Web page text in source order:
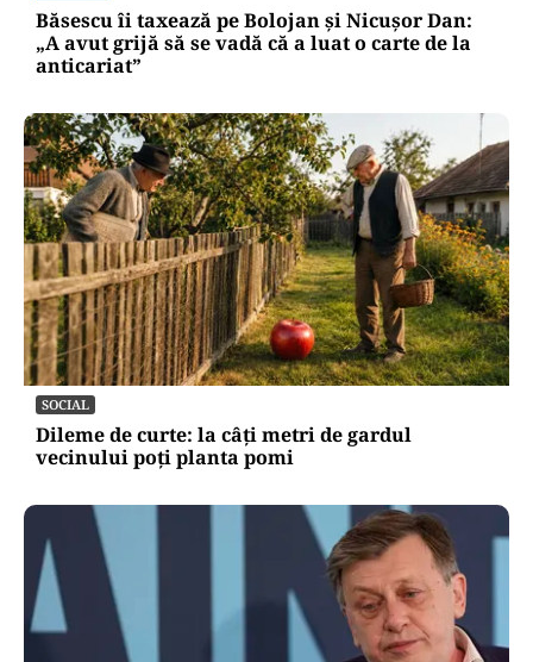
Băsescu îi taxează pe Bolojan și Nicușor Dan:
„A avut grijă să se vadă că a luat o carte de la
anticariat”
SOCIAL
Dileme de curte: la câți metri de gardul
vecinului poți planta pomi